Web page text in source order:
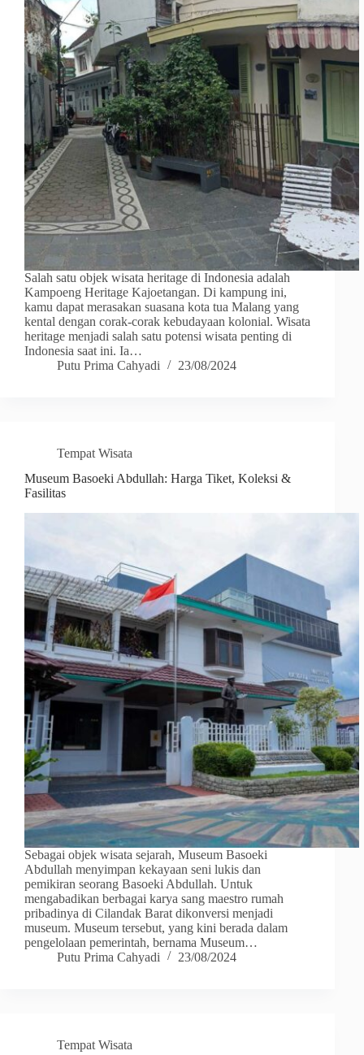
Salah satu objek wisata heritage di Indonesia adalah
Kampoeng Heritage Kajoetangan. Di kampung ini,
kamu dapat merasakan suasana kota tua Malang yang
kental dengan corak-corak kebudayaan kolonial. Wisata
heritage menjadi salah satu potensi wisata penting di
Indonesia saat ini. Ia…
Putu Prima Cahyadi
23/08/2024
Tempat Wisata
Museum Basoeki Abdullah: Harga Tiket, Koleksi &
Fasilitas
Sebagai objek wisata sejarah, Museum Basoeki
Abdullah menyimpan kekayaan seni lukis dan
pemikiran seorang Basoeki Abdullah. Untuk
mengabadikan berbagai karya sang maestro rumah
pribadinya di Cilandak Barat dikonversi menjadi
museum. Museum tersebut, yang kini berada dalam
pengelolaan pemerintah, bernama Museum…
Putu Prima Cahyadi
23/08/2024
Tempat Wisata